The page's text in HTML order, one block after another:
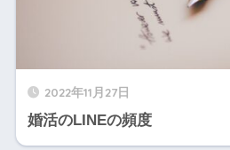
2022年11月27日
婚活のLINEの頻度